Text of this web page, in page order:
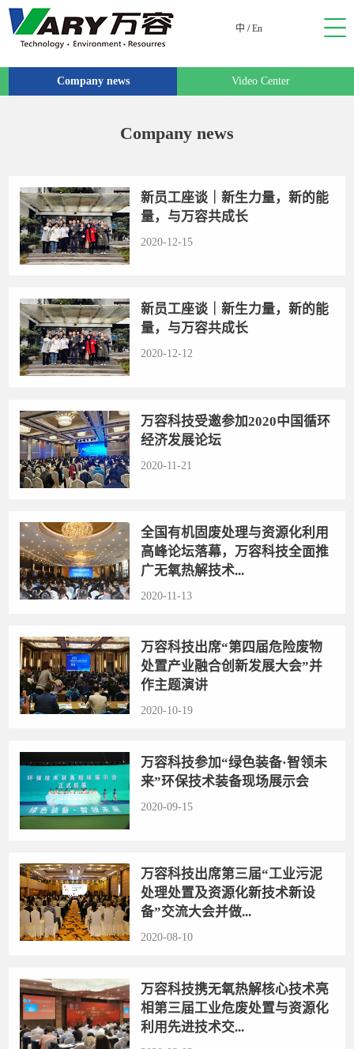
中 /En
Company news Video Center
Company news
新员工座谈｜新生力量，新的能
量，与万容共成长
2020-12-15
新员工座谈｜新生力量，新的能
量，与万容共成长
2020-12-12
万容科技受邀参加2020中国循环
经济发展论坛
2020-11-21
全国有机固废处理与资源化利用
高峰论坛落幕，万容科技全面推
广无氧热解技术...
2020-11-13
万容科技出席“第四届危险废物
处置产业融合创新发展大会”并
作主题演讲
2020-10-19
万容科技参加“绿色装备·智领未
来”环保技术装备现场展示会
2020-09-15
万容科技出席第三届“工业污泥
处理处置及资源化新技术新设
备”交流大会并做...
2020-08-10
万容科技携无氧热解核心技术亮
相第三届工业危废处置与资源化
利用先进技术交...